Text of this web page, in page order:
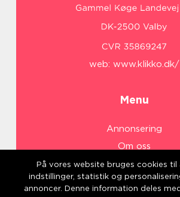
web: www.klikko.dk/
Menu
Annonsering
Om oss
Cookies
Kontakta oss
På vores website bruges cookies til
indstillinger, statistik og
annoncer. Denne information deles